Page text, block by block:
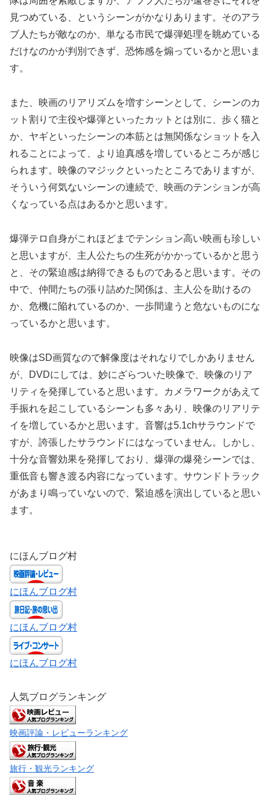
見つめている、というシーンがかなりあります。そのアラ
ブ人たちが敵なのか、単なる市民で爆弾処理を眺めている
だけなのかが判別できず、恐怖感を煽っているかと思いま
す。
また、映画のリアリズムを増すシーンとして、シーンのカ
ット割りで主役や爆弾といったカットとは別に、歩く猫と
か、ヤギといったシーンの本筋とは無関係なショットを入
れることによって、より迫真感を増しているところが感じ
られます。映像のマジックといったところでありますが、
そういう何気ないシーンの連続で、映画のテンションが高
くなっている点はあるかと思います。
爆弾テロ自身がこれほどまでテンション高い映画も珍しい
と思いますが、主人公たちの生死がかかっているかと思う
と、その緊迫感は納得できるものであると思います。その
中で、仲間たちの張り詰めた関係は、主人公を助けるの
か、危機に陥れているのか、一歩間違うと危ないものにな
っているかと思います。
映像はSD画質なので解像度はそれなりでしかありません
が、DVDにしては、妙にざらついた映像で、映像のリア
リティを発揮していると思います。カメラワークがあえて
手振れを起こしているシーンも多々あり、映像のリアリテ
イを増しているかと思います。音響は5.1chサラウンドで
すが、誇張したサラウンドにはなっていません。しかし、
十分な音響効果を発揮しており、爆弾の爆発シーンでは、
重低音も響き渡る内容になっています。サウンドトラック
があまり鳴っていないので、緊迫感を演出していると思い
ます。
にほんブログ村
にほんブログ村
にほんブログ村
にほんブログ村
人気ブログランキング
映画評論・レビューランキング
旅行・観光ランキング